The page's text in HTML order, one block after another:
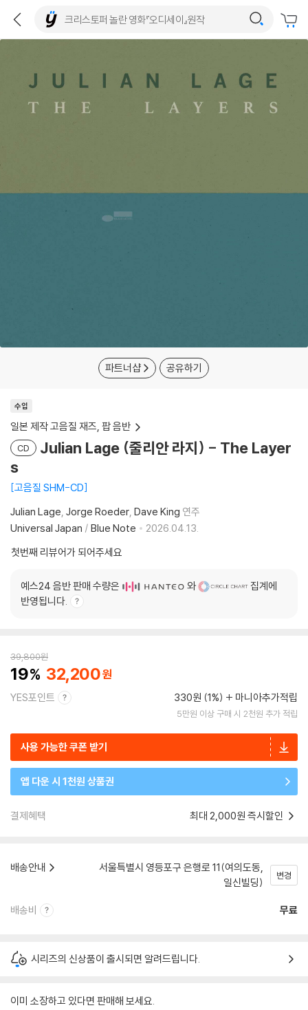
파트너샵 공유하기
수입
일본 제작 고음질 재즈, 팝 음반
CD
Julian Lage (줄리안 라지) - The Layer
s
고음질 SHM-CD
Julian Lage Jorge Roeder Dave King 연주
Universal Japan / Blue Note
2026.04.13.
첫번째 리뷰어가 되어주세요
예스24 음반 판매 수량은 와
집계에
반영됩니다.
39,800원
19 32,200
YES포인트 330원 (1%) 마니아추가적립
5만원 이상 구매 시 2천원 추가 적립
사용 가능한 쿠폰 받기
앱 다운 시 1천원 상품권
결제혜택 최대 2,000원 즉시할인
배송안내
서울특별시 영등포구 은행로 11(여의도동,
일신빌딩)
변경
배송비 무료
시리즈의 신상품이 출시되면 알려드립니다.
이미 소장하고 있다면 판매해 보세요.